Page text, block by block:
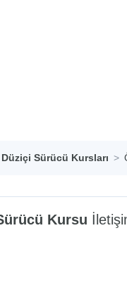
Düziçi Sürücü Kursları
Kursu